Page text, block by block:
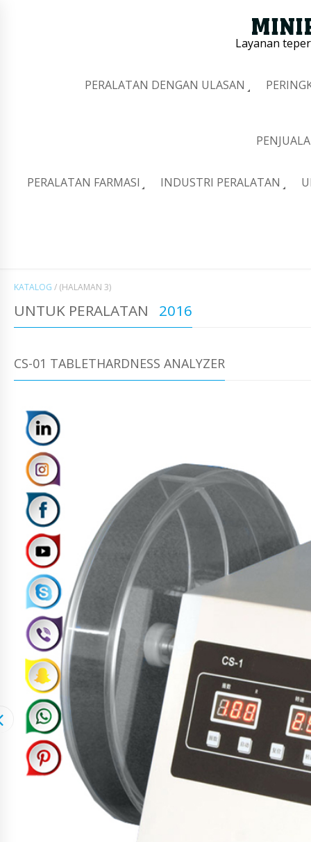
Layanan
PERALATAN DENGAN ULASAN
PERALATAN FARMASI INDUSTRI PERALATAN
KATALOG / (HALAMAN 3)
UNTUK PERALATAN 2016
CS-01 TABLETHARDNESS ANALYZER